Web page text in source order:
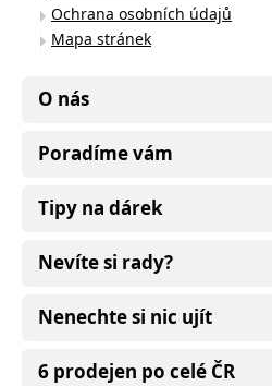
Ochrana osobních údajů
Mapa stránek
O nás
Poradíme vám
Tipy na dárek
Nevíte si rady?
Nenechte si nic ujít
6 prodejen po celé ČR